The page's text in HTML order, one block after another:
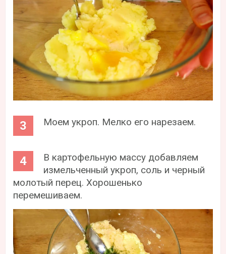
Моем укроп. Мелко его нарезаем.
В картофельную массу добавляем
измельченный укроп, соль и черный
молотый перец. Хорошенько
перемешиваем.